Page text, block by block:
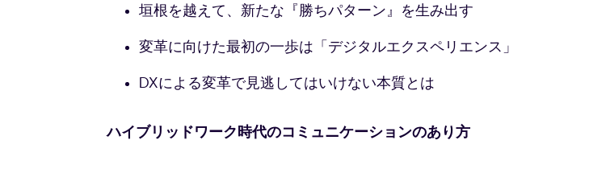
垣根を越えて、新たな『勝ちパターン』を生み出す
変革に向けた最初の一歩は「デジタルエクスペリエンス」
DXによる変革で見逃してはいけない本質とは
ハイブリッドワーク時代のコミュニケーションのあり方